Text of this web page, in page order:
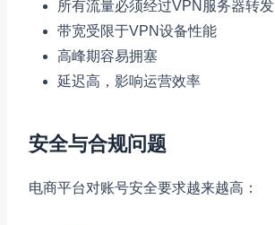
所有流量必须经过VPN服务器转发
带宽受限于VPN设备性能
高峰期容易拥塞
延迟高，影响运营效率
安全与合规问题
电商平台对账号安全要求越来越高：